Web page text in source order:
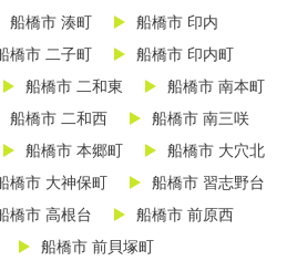
船橋市 湊町
船橋市 印内
橋市 二子町
船橋市 印内町
船橋市 二和東
船橋市 南本町
船橋市 二和西
船橋市 南三咲
船橋市 本郷町
船橋市 大穴北
橋市 大神保町
船橋市 習志野台
橋市 高根台
船橋市 前原西
船橋市 前貝塚町